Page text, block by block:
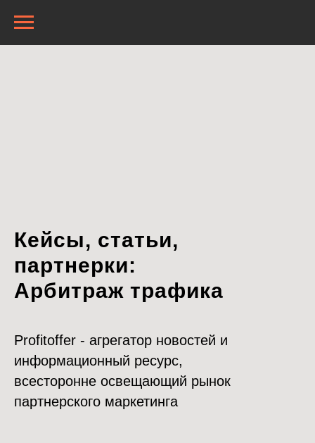
Кейсы, статьи,
партнерки:
Арбитраж трафика
Profitoffer - агрегатор новостей и
информационный ресурс,
всесторонне освещающий рынок
партнерского маркетинга